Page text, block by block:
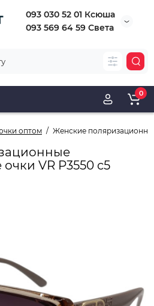
093 030 52 01 Ксюша
093 569 64 59 Света
0
оптом Женские
VR P3550 c5